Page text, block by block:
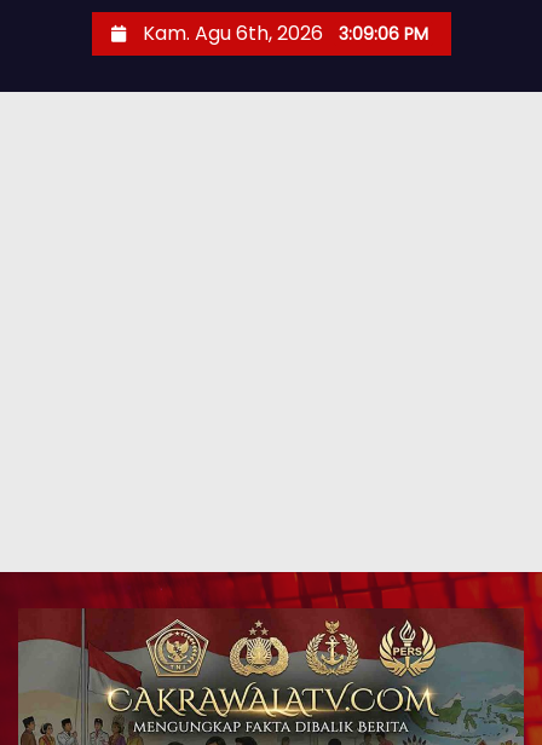
Kam. Agu 6th, 2026 3:09:07 PM